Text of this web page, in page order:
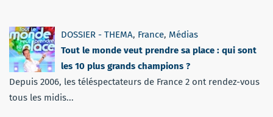
DOSSIER - THEMA, France, Médias
Tout le monde veut prendre sa place : qui sont
les 10 plus grands champions ?
Depuis 2006, les téléspectateurs de France 2 ont rendez-vous
tous les midis...